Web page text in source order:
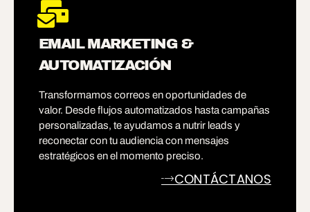
EMAIL MARKETING &
AUTOMATIZACIÓN
Transformamos correos en oportunidades de
valor. Desde flujos automatizados hasta campañas
personalizadas, te ayudamos a nutrir leads y
reconectar con tu audiencia con mensajes
estratégicos en el momento preciso.
CONTÁCTANOS